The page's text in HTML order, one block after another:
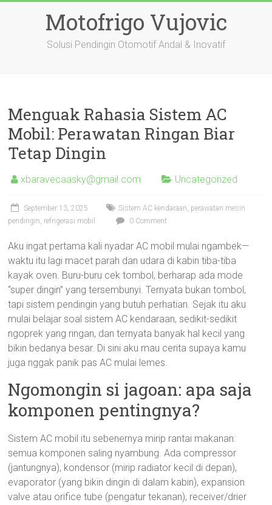
Motofrigo Vujovic
Solusi Pendingin Otomotif Andal & Inovatif
Menguak Rahasia Sistem AC
Mobil: Perawatan Ringan Biar
Tetap Dingin
xbaravecaasky@gmail.com Uncategorized
September 13, 2025
Sistem AC kendaraan, perawatan mesin
pendingin, refrigerasi mobil
0 Comment
Aku ingat pertama kali nyadar AC mobil mulai ngambek—
waktu itu lagi macet parah dan udara di kabin tiba-tiba
kayak oven. Buru-buru cek tombol, berharap ada mode
“super dingin” yang tersembunyi. Ternyata bukan tombol,
tapi sistem pendingin yang butuh perhatian. Sejak itu aku
mulai belajar soal sistem AC kendaraan, sedikit-sedikit
ngoprek yang ringan, dan ternyata banyak hal kecil yang
bikin bedanya besar. Di sini aku mau cerita supaya kamu
juga nggak panik pas AC mulai lemes.
Ngomongin si jagoan: apa saja
komponen pentingnya?
Sistem AC mobil itu sebenernya mirip rantai makanan:
semua komponen saling nyambung. Ada compressor
(jantungnya), kondensor (mirip radiator kecil di depan),
evaporator (yang bikin dingin di dalam kabin), expansion
valve atau orifice tube (pengatur tekanan), receiver/drier